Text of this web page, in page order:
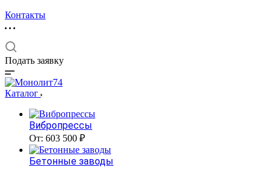
Контакты
Подать заявку
Каталог
Вибропрессы
От: 603 500 ₽
Бетонные заводы